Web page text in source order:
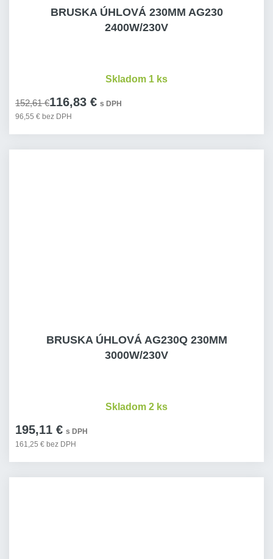
BRUSKA ÚHLOVÁ 230MM AG230
2400W/230V
152,61 €116,83 € s DPH
96,55 € bez DPH
Skladom 1 ks
BRUSKA ÚHLOVÁ AG230Q 230MM
3000W/230V
195,11 € s DPH
161,25 € bez DPH
Skladom 2 ks